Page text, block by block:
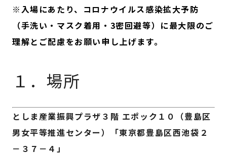
※入場にあたり、コロナウイルス感染拡大予防
（手洗い・マスク着用・3密回避等）に最大限のご
理解とご配慮をお願い申し上げます。
１．場所
としま産業振興プラザ３階 エポック１０（豊島区
男女平等推進センター）「東京都豊島区西池袋２
－３７－４」